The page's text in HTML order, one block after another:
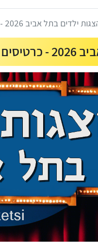
ילדים בתל אביב 2026 - כרטיסים והנחות להופעות לילדים בת"א
בת"א